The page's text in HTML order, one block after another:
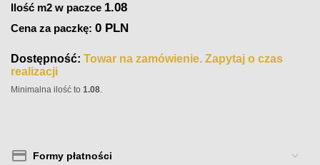
Ilość m2 w paczce 1.08
Cena za paczkę:0 PLN
Dostępność: Towar na zamówienie. Zapytaj o czas
realizacji
Minimalna ilość to1.08.
Formy płatności